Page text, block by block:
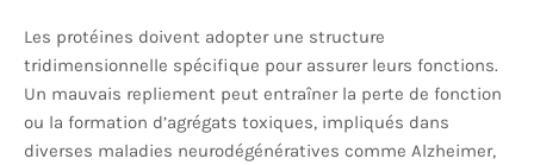
Les protéines doivent adopter une structure
tridimensionnelle spécifique pour assurer leurs fonctions.
Un mauvais repliement peut entraîner la perte de fonction
ou la formation d’agrégats toxiques, impliqués dans
diverses maladies neurodégénératives comme Alzheimer,